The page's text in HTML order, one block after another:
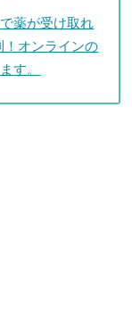
薬が受け取れ
！オンラインの
す。